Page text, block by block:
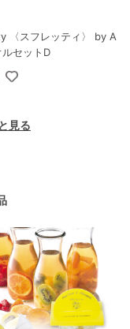
〈スフレッティ〉 by A
ルセットD
見る